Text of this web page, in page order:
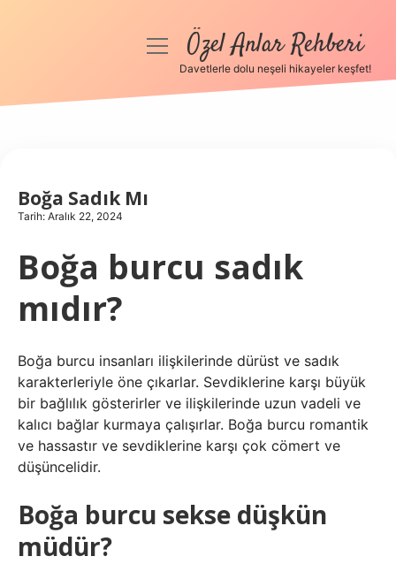
Anasayfa
Hakkımızda
menüyüÖzel Anlar Rehberi
Davetlerle dolu neşeli hikayeler keşfet!
Boğa Sadık Mı
Tarih: Aralık 22, 2024
Boğa burcu sadık
mıdır?
Boğa burcu insanları ilişkilerinde dürüst ve sadık
karakterleriyle öne çıkarlar. Sevdiklerine karşı büyük
bir bağlılık gösterirler ve ilişkilerinde uzun vadeli ve
kalıcı bağlar kurmaya çalışırlar. Boğa burcu romantik
ve hassastır ve sevdiklerine karşı çok cömert ve
düşüncelidir.
Boğa burcu sekse düşkün
müdür?